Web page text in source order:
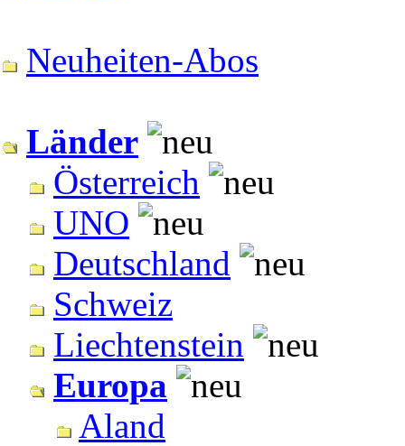
Neuheiten-Abos
Länder
Österreich
UNO
Deutschland
Schweiz
Liechtenstein
Europa
Aland